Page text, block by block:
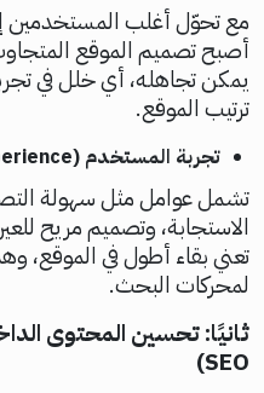
مع تحوّل أغلب المستخدمين
يمكن تجاهله، أي خلل في
ترتيب الموقع.
تجربة المستخدم (User Experience)
تشمل عوامل مثل سهولة
الاستجابة، وتصميم مريح
تعني بقاء أطول في الموقع،
لمحركات البحث.
SEO)